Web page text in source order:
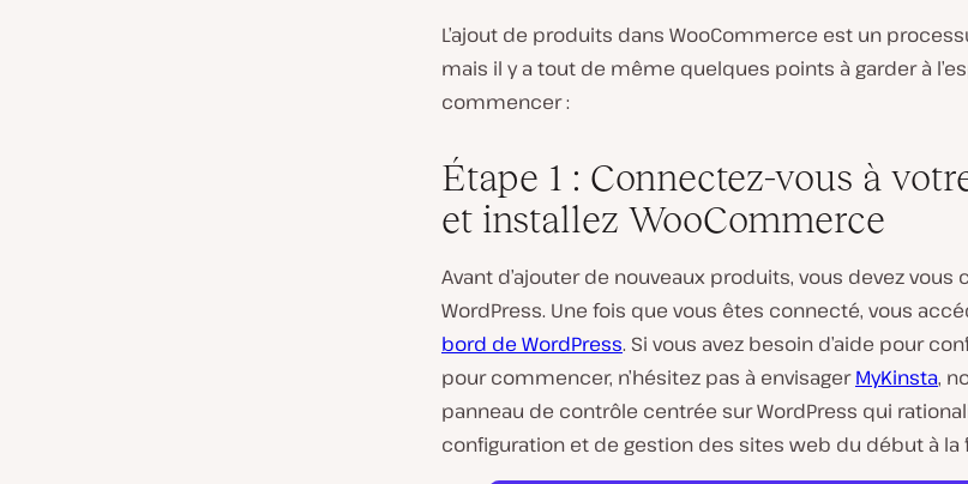
L’ajout de produits dans WooCommerce est un
mais il y a tout de même quelques points à garder à
commencer :
Étape 1 : Connectez-vous à
et installez WooCommerce
Avant d’ajouter de nouveaux produits, vous devez vous
WordPress. Une fois que vous êtes connecté, vous
bord de WordPress. Si vous avez besoin d’aide pour
pour commencer, n’hésitez pas à envisagerMyKinsta,
panneau de contrôle centrée sur WordPress qui
configuration et de gestion des sites web du début à la